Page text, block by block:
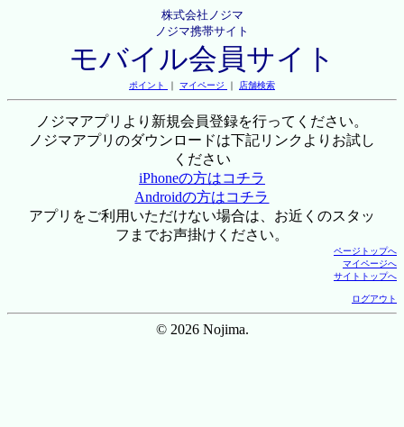
株式会社ノジマ
ノジマ携帯サイト
モバイル会員サイト
ポイント ｜ マイページ ｜ 店舗検索
ノジマアプリより新規会員登録を行ってください。
ノジマアプリのダウンロードは下記リンクよりお試し
ください
iPhoneの方はコチラ
Androidの方はコチラ
アプリをご利用いただけない場合は、お近くのスタッ
フまでお声掛けください。
ページトップへ
マイページへ
サイトトップへ
ログアウト
© 2026 Nojima.